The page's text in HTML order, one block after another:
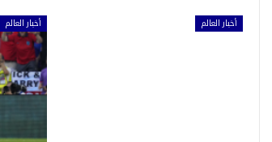
أخبار العالم أخبار العالم